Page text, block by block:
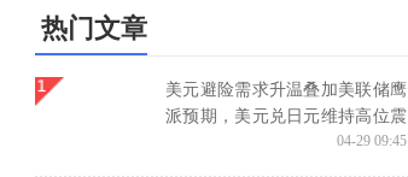
热门文章
美元避险需求升温叠加美联储鹰
派预期，美元兑日元维持高位震
04-29 09:45